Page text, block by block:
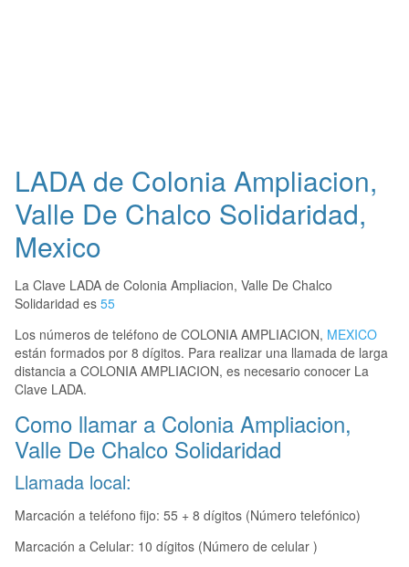
LADA de Colonia Ampliacion,
Valle De Chalco Solidaridad,
Mexico
La Clave LADA de Colonia Ampliacion, Valle De Chalco
Solidaridad es 55
Los números de teléfono de COLONIA AMPLIACION, MEXICO
están formados por 8 dígitos. Para realizar una llamada de larga
distancia a COLONIA AMPLIACION, es necesario conocer La
Clave LADA.
Como llamar a Colonia Ampliacion,
Valle De Chalco Solidaridad
Llamada local:
Marcación a teléfono fijo: 55 + 8 dígitos (Número telefónico)
Marcación a Celular: 10 dígitos (Número de celular )